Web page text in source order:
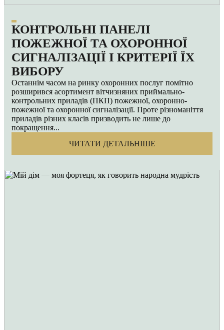
КОНТРОЛЬНІ ПАНЕЛІ
ПОЖЕЖНОЇ ТА ОХОРОННОЇ
СИГНАЛІЗАЦІЇ І КРИТЕРІЇ ЇХ
ВИБОРУ
Останнім часом на ринку охоронних послуг помітно
розширився асортимент вітчизняних приймально-
контрольних приладів (ПКП) пожежної, охоронно-
пожежної та охоронної сигналізації. Проте різноманіття
приладів різних класів призводить не лише до
покращення...
ЧИТАТИ ДЕТАЛЬНІШЕ